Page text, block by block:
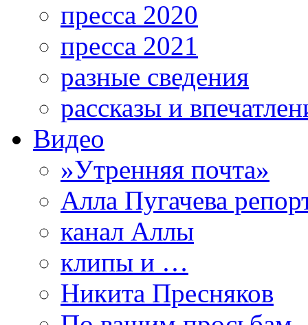
пресса 2020
пресса 2021
разные сведения
рассказы и
Видео
»Утренняя почта»
Алла Пугачева
канал Аллы
клипы и …
Никита Пресняков